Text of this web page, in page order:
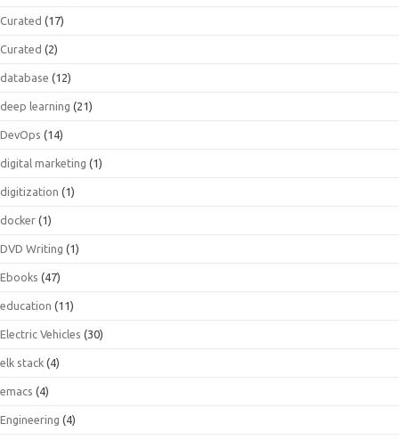
Curated (17)
Curated (2)
database (12)
deep learning (21)
DevOps (14)
digital marketing (1)
digitization (1)
docker (1)
DVD Writing (1)
Ebooks (47)
education (11)
Electric Vehicles (30)
elk stack (4)
emacs (4)
Engineering (4)